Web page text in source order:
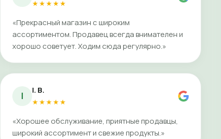
★★★★★
«Прекрасный магазин с широким
ассортиментом. Продавец всегда внимателен и
хорошо советует. Ходим сюда регулярно.»
I I. B.
★★★★★
«Хорошее обслуживание, приятные продавцы,
широкий ассортимент и свежие продукты.»